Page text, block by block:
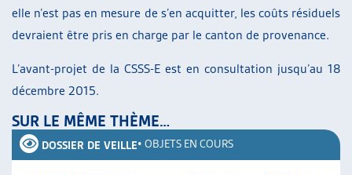
elle n’est pas en mesure de s’en acquitter, les coûts résiduels
devraient être pris en charge par le canton de provenance.
L’avant-projet de la CSSS-E est en consultation jusqu’au 18
décembre 2015.
SUR LE MÊME THÈME…
DOSSIER DE VEILLE• OBJETS EN COURS